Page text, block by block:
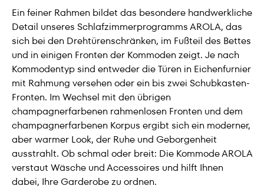
Ein feiner Rahmen bildet das besondere handwerkliche
Detail unseres Schlafzimmerprogramms AROLA, das
sich bei den Drehtürenschränken, im Fußteil des Bettes
und in einigen Fronten der Kommoden zeigt. Je nach
Kommodentyp sind entweder die Türen in Eichenfurnier
mit Rahmung versehen oder ein bis zwei Schubkasten-
Fronten. Im Wechsel mit den übrigen
champagnerfarbenen rahmenlosen Fronten und dem
champagnerfarbenen Korpus ergibt sich ein moderner,
aber warmer Look, der Ruhe und Geborgenheit
ausstrahlt. Ob schmal oder breit: Die Kommode AROLA
verstaut Wäsche und Accessoires und hilft Ihnen
dabei, Ihre Garderobe zu ordnen.